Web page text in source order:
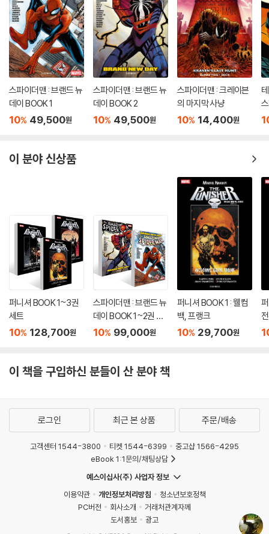
스파이더맨 : 브랜드 뉴
데이 BOOK 1
10% 49,500원
스파이더맨 : 브랜드 뉴
데이 BOOK 2
10% 49,500원
스파이더맨 : 크레이븐
의 마지막 사냥
10% 14,400원
이 분야 신상품
퍼니셔 BOOK 1~3권
세트
10% 128,700원
스파이더맨 : 브랜드 뉴
데이 BOOK 1~2권 세
트
10% 99,000원
퍼니셔 BOOK 1 : 웰컴
백, 프랭크
10% 29,700원
이 책을 구입하신 분들이 산 분야 책
로그인 최근 본 상품 주문/배송
고객센터 1544-3800 티켓 1544-6399
중고샵 1566-4295
eBook 1:1문의/채팅상담
예스이십사(주) 사업자 정보
이용약관
개인정보처리방침
청소년보호정책
PC버전
회사소개
거래처관계자께
도서홍보
광고